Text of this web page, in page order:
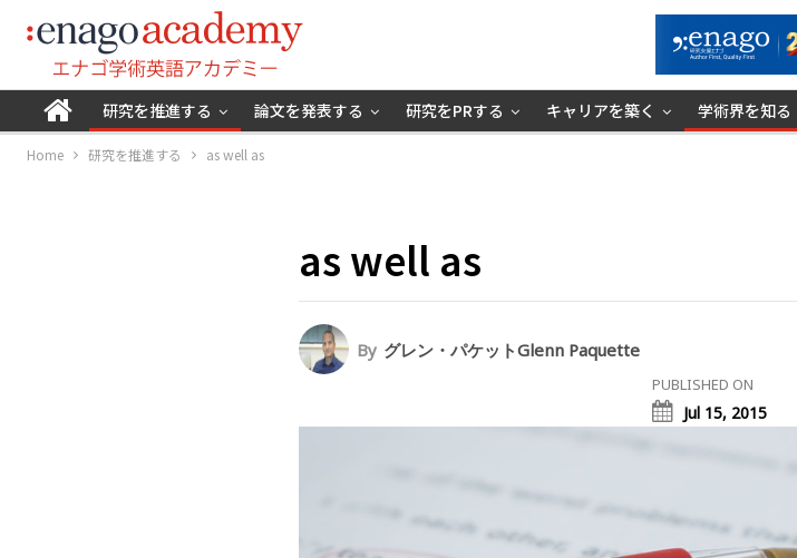
研究を推進する 論文を発表する 研究をPRする キャリアを築く 学術界を知る
Home 研究を推進する as well as
as well as
By グレン・パケットGlenn Paquette
PUBLISHED ON
Jul 15, 2015